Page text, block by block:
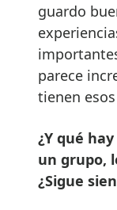
guardo
parece
tienen
¿Y qué
un grupo,
¿Sigue